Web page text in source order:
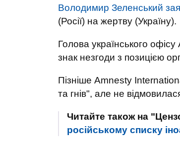
Володимир Зеленський
(Росії) на жертву (Україну).
Голова українського
знак незгоди з позицією
Пізніше Amnesty
та гнів", але не
Читайте також на
російському списку